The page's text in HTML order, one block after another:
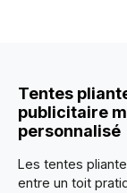
Tentes
publicitaire
personnalisé
Les tentes
entre un toit